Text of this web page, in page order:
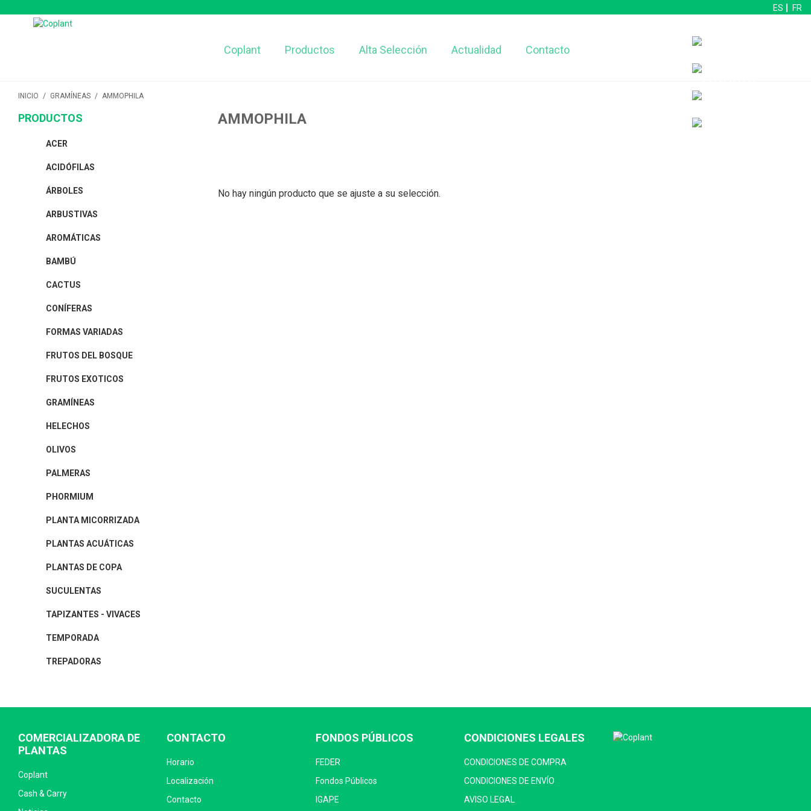
ES FR
Coplant Productos Alta Selección Actualidad Contacto
INICIO / GRAMÍNEAS / AMMOPHILA
AMMOPHILA
No hay ningún producto que se ajuste a su selección.
PRODUCTOS
ACER
ACIDÓFILAS
ÁRBOLES
ARBUSTIVAS
AROMÁTICAS
BAMBÚ
CACTUS
CONÍFERAS
FORMAS VARIADAS
FRUTOS DEL BOSQUE
FRUTOS EXOTICOS
GRAMÍNEAS
HELECHOS
OLIVOS
PALMERAS
PHORMIUM
PLANTA MICORRIZADA
PLANTAS ACUÁTICAS
PLANTAS DE COPA
SUCULENTAS
TAPIZANTES - VIVACES
TEMPORADA
TREPADORAS
COMERCIALIZADORA DE
PLANTAS
Coplant
Cash & Carry
CONTACTO
Horario
Localización
Contacto
FONDOS PÚBLICOS
FEDER
Fondos Públicos
IGAPE
CONDICIONES LEGALES
CONDICIONES DE COMPRA
CONDICIONES DE ENVÍO
AVISO LEGAL